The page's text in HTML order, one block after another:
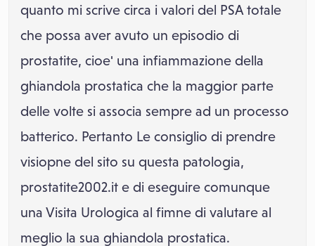
quanto mi scrive circa i valori del PSA totale
che possa aver avuto un episodio di
prostatite, cioe' una infiammazione della
ghiandola prostatica che la maggior parte
delle volte si associa sempre ad un processo
batterico. Pertanto Le consiglio di prendre
visiopne del sito su questa patologia,
prostatite2002.it e di eseguire comunque
una Visita Urologica al fimne di valutare al
meglio la sua ghiandola prostatica.